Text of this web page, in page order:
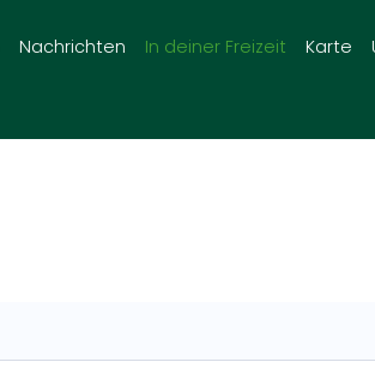
Nachrichten In deiner Freizeit Karte